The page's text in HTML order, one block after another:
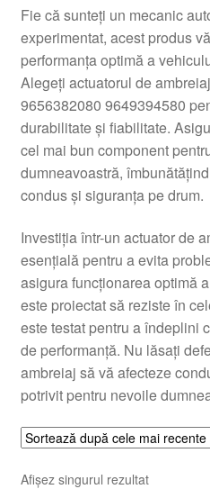
Plățile
Politică de confidențialitate
Procedura de reclamație
Termeni si conditii
Fie că sunteți un mecanic
experimentat, acest produs
performanța optimă a
Alegeți actuatorul de
9656382080 9649394580
durabilitate și fiabilitate.
cel mai bun component
dumneavoastră,
condus și siguranța pe drum.
Investiția într-un actuator de
esențială pentru a evita
asigura funcționarea optimă
este proiectat să reziste în
este testat pentru a îndeplini
de performanță. Nu lăsați
ambreiaj să vă afecteze
potrivit pentru nevoile
Afișez singurul rezultat